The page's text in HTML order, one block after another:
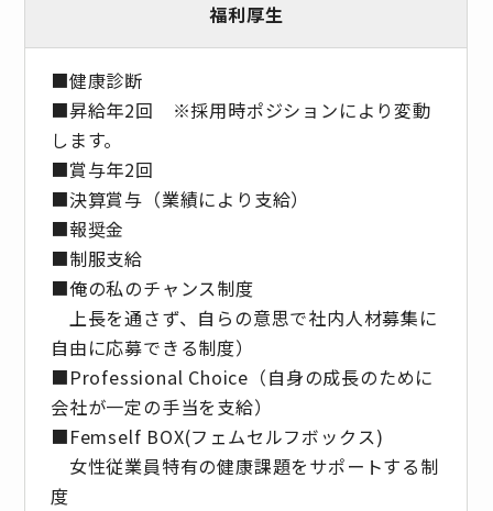
福利厚生
■健康診断
■昇給年2回 ※採⽤時ポジションにより変動
します。
■賞与年2回
■決算賞与（業績により⽀給）
■報奨⾦
■制服支給
■俺の私のチャンス制度
上長を通さず、自らの意思で社内人材募集に
自由に応募できる制度）
■Professional Choice（自身の成長のために
会社が⼀定の手当を支給）
■Femself BOX(フェムセルフボックス)
女性従業員特有の健康課題をサポートする制
度